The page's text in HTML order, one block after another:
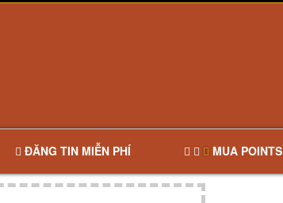
ĐĂNG TIN MIỄN PHÍ MUA POINTS